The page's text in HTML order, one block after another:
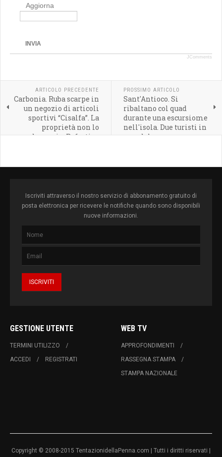
Aggiorna
INVIA
JComments
ARTICOLO PRECEDENTE
Carbonia. Ruba scarpe in
un negozio di articoli
sportivi “Cisalfa”. La
proprietà non lo
denuncia. Refurtiva
PROSSIMO ARTICOLO
Sant'Antioco. Si
ribaltano col quad
durante una escursiome
nell'isola. Due turisti in
ospedale
Iscriviti attraverso il nostro servizio di abbonamento gratuito di
posta elettronica per ricevere le notifiche quando sono disponibili
nuove informazioni.
GESTIONE UTENTE
TERMINI UTILIZZO
ACCEDI
REGISTRATI
WEB TV
APPROFONDIMENTI
RASSEGNA STAMPA
STAMPA NAZIONALE
Copyright © 2008-2015 TentazionidellaPenna.com | Tutti i diritti riservati |